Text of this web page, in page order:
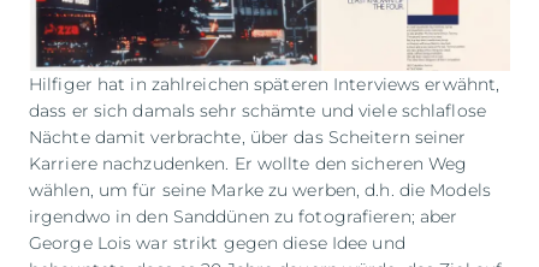
Hilfiger hat in zahlreichen späteren Interviews erwähnt,
dass er sich damals sehr schämte und viele schlaflose
Nächte damit verbrachte, über das Scheitern seiner
Karriere nachzudenken. Er wollte den sicheren Weg
wählen, um für seine Marke zu werben, d.h. die Models
irgendwo in den Sanddünen zu fotografieren; aber
George Lois war strikt gegen diese Idee und